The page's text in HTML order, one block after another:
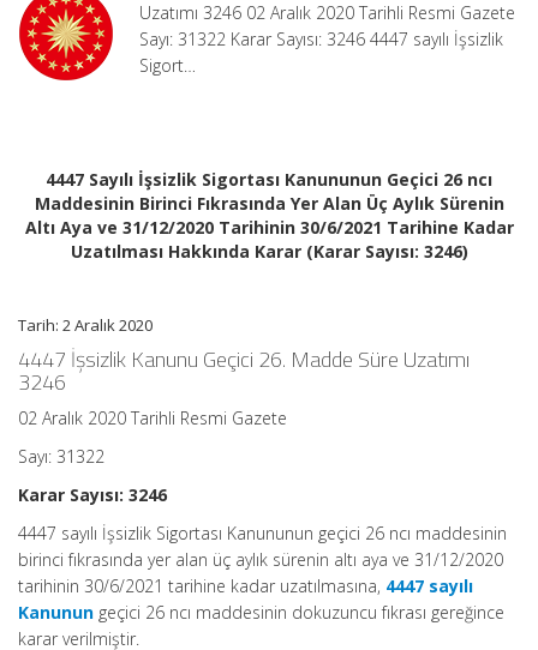
Alan
Üç
Aylık
Tarihinin
30/6/2021
Tarihine
Kadar
Uzatılması
(Karar
3246)
Süresi:
için
Uzatımı 3246 02 Aralık 2020 Tarihli Resmi Gazete
Sayı: 31322 Karar Sayısı: 3246 4447 sayılı İşsizlik
Sigort…
4447 Sayılı İşsizlik Sigortası Kanununun Geçici 26 ncı
Maddesinin Birinci Fıkrasında Yer Alan Üç Aylık Sürenin
Altı Aya ve 31/12/2020 Tarihinin 30/6/2021 Tarihine Kadar
Uzatılması Hakkında Karar (Karar Sayısı: 3246)
Tarih: 2 Aralık 2020
4447 İşsizlik Kanunu Geçici 26. Madde Süre Uzatımı
3246
02 Aralık 2020 Tarihli Resmi Gazete
Sayı: 31322
Karar Sayısı: 3246
4447 sayılı İşsizlik Sigortası Kanununun geçici 26 ncı maddesinin
birinci fıkrasında yer alan üç aylık sürenin altı aya ve 31/12/2020
tarihinin 30/6/2021 tarihine kadar uzatılmasına, 4447 sayılı
Kanunun geçici 26 ncı maddesinin dokuzuncu fıkrası gereğince
karar verilmiştir.